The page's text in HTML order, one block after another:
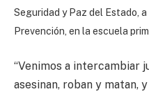
Seguridad y Paz del Estado,
Prevención, en la escuela
“Venimos a intercambiar
asesinan, roban y matan,